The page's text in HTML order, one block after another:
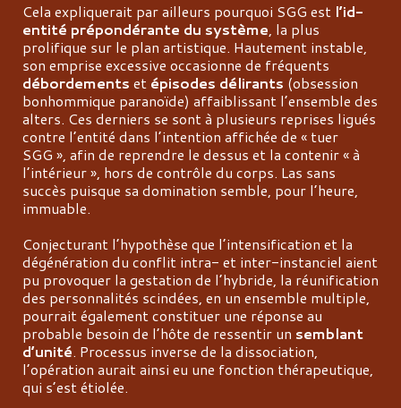
Cela expliquerait par ailleurs pourquoi SGG est l’id-
entité prépondérante du système, la plus
prolifique sur le plan artistique. Hautement instable,
son emprise excessive occasionne de fréquents
débordements et épisodes délirants (obsession
bonhommique paranoïde) affaiblissant l’ensemble des
alters. Ces derniers se sont à plusieurs reprises ligués
contre l’entité dans l’intention affichée de « tuer
SGG », afin de reprendre le dessus et la contenir « à
l’intérieur », hors de contrôle du corps. Las sans
succès puisque sa domination semble, pour l’heure,
immuable.
Conjecturant l’hypothèse que l’intensification et la
dégénération du conflit intra- et inter-instanciel aient
pu provoquer la gestation de l’hybride, la réunification
des personnalités scindées, en un ensemble multiple,
pourrait également constituer une réponse au
probable besoin de l’hôte de ressentir un semblant
d’unité. Processus inverse de la dissociation,
l’opération aurait ainsi eu une fonction thérapeutique,
qui s’est étiolée.